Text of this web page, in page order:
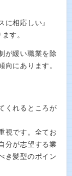
に相応しい』
す。
が緩い職業を除
向にあります。
くれるところが
視です。全てお
分が志望する業
き髪型のポイン